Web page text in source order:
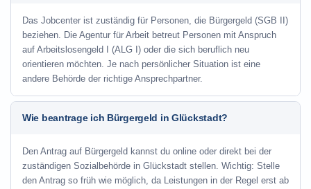
Das Jobcenter ist zuständig für Personen, die Bürgergeld (SGB II)
beziehen. Die Agentur für Arbeit betreut Personen mit Anspruch
auf Arbeitslosengeld I (ALG I) oder die sich beruflich neu
orientieren möchten. Je nach persönlicher Situation ist eine
andere Behörde der richtige Ansprechpartner.
Wie beantrage ich Bürgergeld in Glückstadt?
Den Antrag auf Bürgergeld kannst du online oder direkt bei der
zuständigen Sozialbehörde in Glückstadt stellen. Wichtig: Stelle
den Antrag so früh wie möglich, da Leistungen in der Regel erst ab